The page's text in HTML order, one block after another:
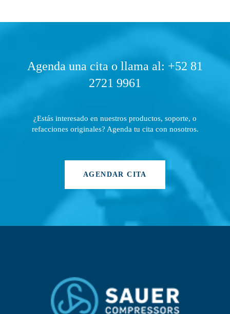
Agenda una cita o llama al: +52 81
2721 9961
¿Estás interesado en nuestros productos, soporte, o
refacciones originales? Agenda tu cita con nosotros.
AGENDAR CITA